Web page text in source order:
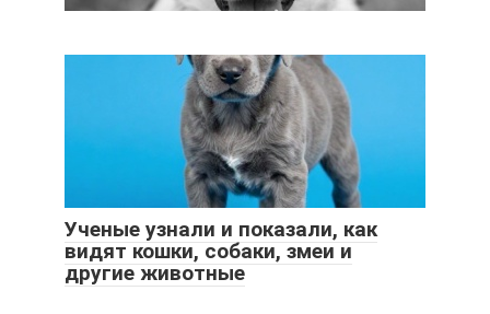
Ученые узнали и показали, как
видят кошки, собаки, змеи и
другие животные